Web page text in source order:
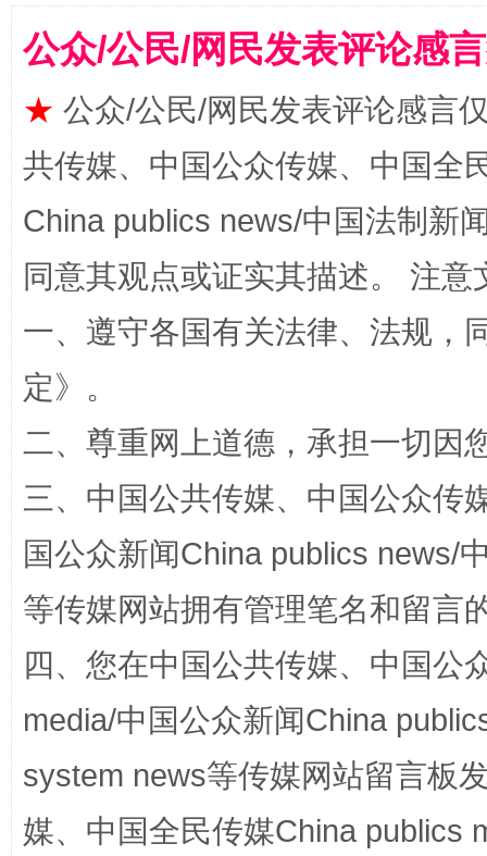
阿坝州三大球赛在茂县开幕
国家大学科技园优化重塑工作
公众/公民/网民发表评论感
★ 公众/公民/网民发表评论感言
共传媒、中国公众传媒、中国全
China publics news/中国法制新
同意其观点或证实其描述。 注
一、遵守各国有关法律、法规，
定》。
二、尊重网上道德，承担一切因
三、中国公共传媒、中国公众传
国公众新闻China publics news/
等传媒网站拥有管理笔名和留言
四、您在中国公共传媒、中国公
media/中国公众新闻China
system news等传媒网站留言板
媒、中国全民传媒China publics